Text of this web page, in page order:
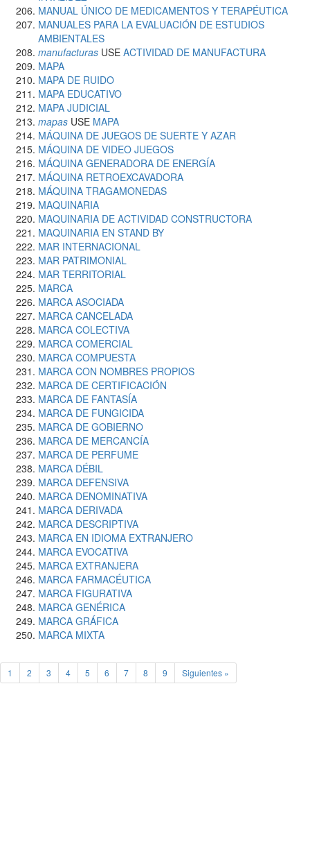
MANUAL ÚNICO DE MEDICAMENTOS Y TERAPÉUTICA
MANUALES PARA LA EVALUACIÓN DE ESTUDIOS
AMBIENTALES
manufacturas USE ACTIVIDAD DE MANUFACTURA
MAPA
MAPA DE RUIDO
MAPA EDUCATIVO
MAPA JUDICIAL
mapas USE MAPA
MÁQUINA DE JUEGOS DE SUERTE Y AZAR
MÁQUINA DE VIDEO JUEGOS
MÁQUINA GENERADORA DE ENERGÍA
MÁQUINA RETROEXCAVADORA
MÁQUINA TRAGAMONEDAS
MAQUINARIA
MAQUINARIA DE ACTIVIDAD CONSTRUCTORA
MAQUINARIA EN STAND BY
MAR INTERNACIONAL
MAR PATRIMONIAL
MAR TERRITORIAL
MARCA
MARCA ASOCIADA
MARCA CANCELADA
MARCA COLECTIVA
MARCA COMERCIAL
MARCA COMPUESTA
MARCA CON NOMBRES PROPIOS
MARCA DE CERTIFICACIÓN
MARCA DE FANTASÍA
MARCA DE FUNGICIDA
MARCA DE GOBIERNO
MARCA DE MERCANCÍA
MARCA DE PERFUME
MARCA DÉBIL
MARCA DEFENSIVA
MARCA DENOMINATIVA
MARCA DERIVADA
MARCA DESCRIPTIVA
MARCA EN IDIOMA EXTRANJERO
MARCA EVOCATIVA
MARCA EXTRANJERA
MARCA FARMACÉUTICA
MARCA FIGURATIVA
MARCA GENÉRICA
MARCA GRÁFICA
MARCA MIXTA
1 2 3 4 5 6 7 8 9 Siguientes »